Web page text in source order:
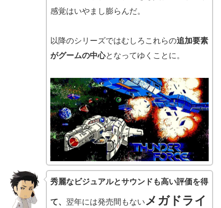
感覚はいやまし膨らんだ。
以降のシリーズではむしろこれらの追加要素
がグームの中心となってゆくことに。
秀麗なビジュアルとサウンドも高い評価を得
て、 翌年には発売間もない メガドライ